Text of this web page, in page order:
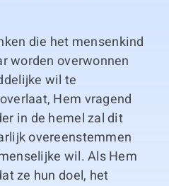
die het mensenkind
worden overwonnen
wil te
Hem vragend
in de hemel zal dit
overeenstemmen
wil. Als Hem
ze hun doel, het